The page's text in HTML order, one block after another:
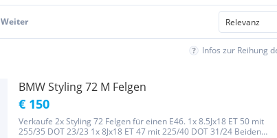
Weiter
Infos zur Reihung
BMW Styling 72 M Felgen
€ 150
Verkaufe 2x Styling 72 Felgen für einen E46. 1x 8.5Jx18 ET 50 mit
255/35 DOT 23/23 1x 8Jx18 ET 47 mit 225/40 DOT 31/24 Beiden